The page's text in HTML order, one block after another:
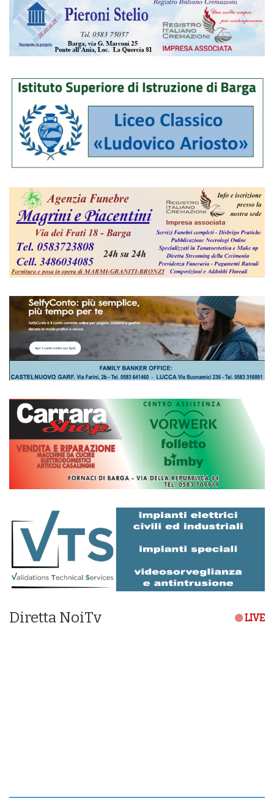
Diretta NoiTv LIVE